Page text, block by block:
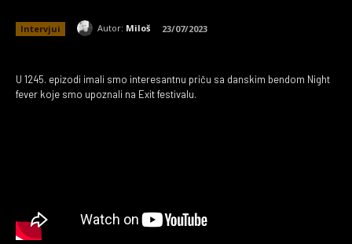
Intervjui Autor: Miloš 23/07/2023
U 1245. epizodi imali smo interesantnu priču sa danskim bendom Night
fever koje smo upoznali na Exit festivalu.